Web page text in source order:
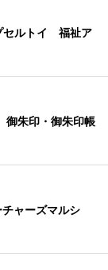
セルトイ 福祉ア
朱印・御朱印帳
ャーズマルシ